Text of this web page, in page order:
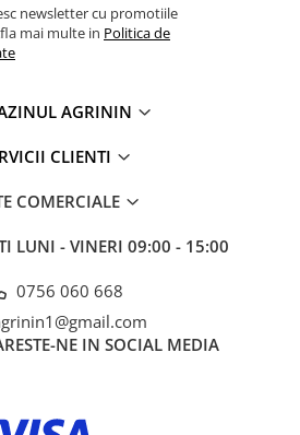
newsletter cu promotiile
mai multe in Politica de
AGRININ
CLIENTI
COMERCIALE
LUNI - VINERI 09:00 - 15:00
0756 060 668
NE IN SOCIAL MEDIA